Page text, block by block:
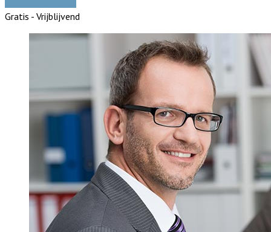
Gratis - Vrijblijvend